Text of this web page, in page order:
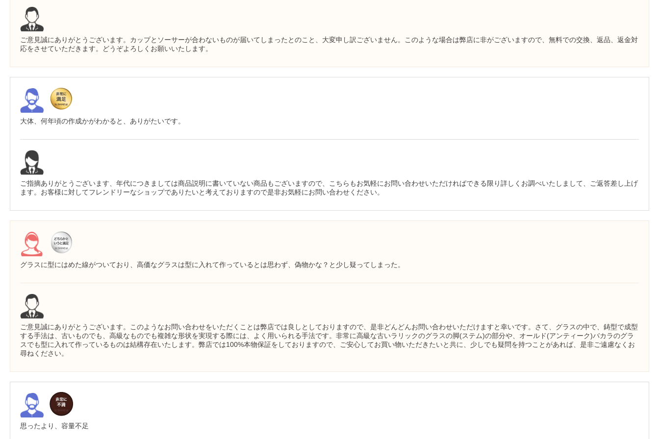
ご意見誠にありがとうございます。カップとソーサーが合わないものが届いてしまったとのこと、大変申し訳ございません。このような場合は弊店に非がございますので、無料での交換、返品、返金対
応をさせていただきます。どうぞよろしくお願いいたします。
大体、何年頃の作成かがわかると、ありがたいです。
ご指摘ありがとうございます、年代につきましては商品説明に書いていない商品もございますので、こちらもお気軽にお問い合わせいただければできる限り詳しくお調べいたしまして、ご返答差し上げ
ます。お客様に対してフレンドリーなショップでありたいと考えておりますので是非お気軽にお問い合わせください。
グラスに型にはめた線がついており、高価なグラスは型に入れて作っているとは思わず、偽物かな？と少し疑ってしまった。
ご意見誠にありがとうございます。このようなお問い合わせをいただくことは弊店では良しとしておりますので、是非どんどんお問い合わせいただけますと幸いです。さて、グラスの中で、鋳型で成型
する手法は、古いものでも、高級なものでも複雑な形状を実現する際には、よく用いられる手法です。非常に高級な古いラリックのグラスの脚(ステム)の部分や、オールド(アンティーク)バカラのグラ
スでも型に入れて作っているものは結構存在いたします。弊店では100%本物保証をしておりますので、ご安心してお買い物いただきたいと共に、少しでも疑問を持つことがあれば、是非ご遠慮なくお
尋ねください。
思ったより、容量不足